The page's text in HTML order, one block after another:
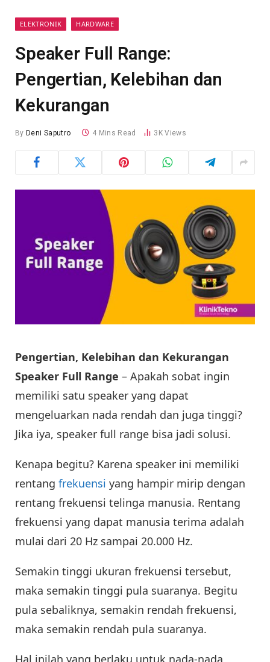
ELEKTRONIK HARDWARE
Speaker Full Range:
Pengertian, Kelebihan dan
Kekurangan
By Deni Saputro 4 Mins Read 3KViews
Pengertian, Kelebihan dan Kekurangan
Speaker Full Range – Apakah sobat ingin
memiliki satu speaker yang dapat
mengeluarkan nada rendah dan juga tinggi?
Jika iya, speaker full range bisa jadi solusi.
Kenapa begitu? Karena speaker ini memiliki
rentang frekuensi yang hampir mirip dengan
rentang frekuensi telinga manusia. Rentang
frekuensi yang dapat manusia terima adalah
mulai dari 20 Hz sampai 20.000 Hz.
Semakin tinggi ukuran frekuensi tersebut,
maka semakin tinggi pula suaranya. Begitu
pula sebaliknya, semakin rendah frekuensi,
maka semakin rendah pula suaranya.
Hal inilah yang berlaku untuk nada-nada